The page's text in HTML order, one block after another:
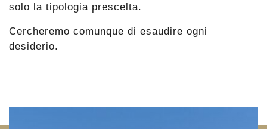
solo la tipologia prescelta.
Cercheremo comunque di esaudire ogni
desiderio.